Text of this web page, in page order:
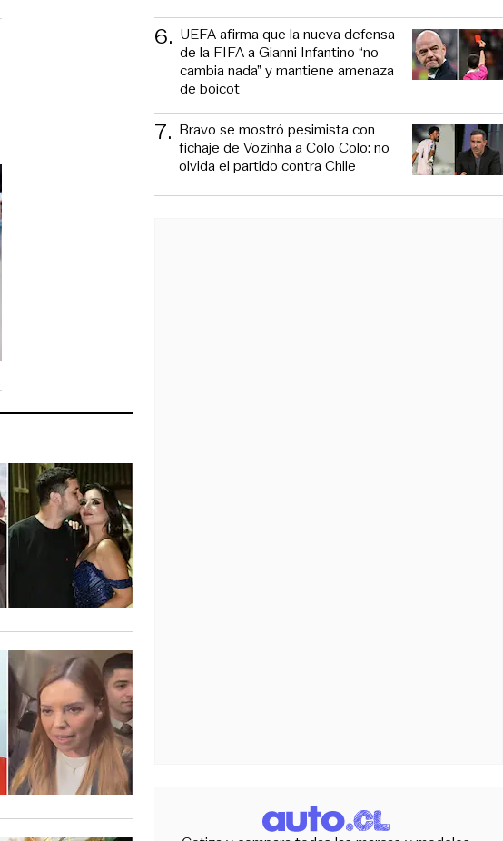
6. UEFA afirma que la nueva defensa
de la FIFA a Gianni Infantino “no
cambia nada” y mantiene amenaza
de boicot
7. Bravo se mostró pesimista con
fichaje de Vozinha a Colo Colo: no
olvida el partido contra Chile